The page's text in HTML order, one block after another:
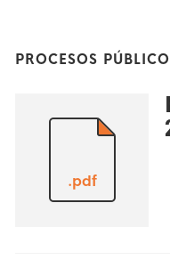
PROCESOS
.pdf